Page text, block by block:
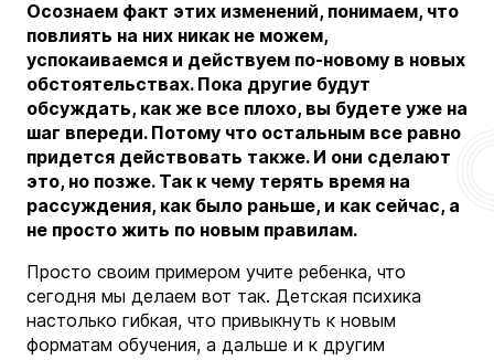
Осознаем факт этих изменений, понимаем, что
повлиять на них никак не можем,
успокаиваемся и действуем по-новому в новых
обстоятельствах. Пока другие будут
обсуждать, как же все плохо, вы будете уже на
шаг впереди. Потому что остальным все равно
придется действовать также. И они сделают
это, но позже. Так к чему терять время на
рассуждения, как было раньше, и как сейчас, а
не просто жить по новым правилам.
Просто своим примером учите ребенка, что
сегодня мы делаем вот так. Детская психика
настолько гибкая, что привыкнуть к новым
форматам обучения, а дальше и к другим